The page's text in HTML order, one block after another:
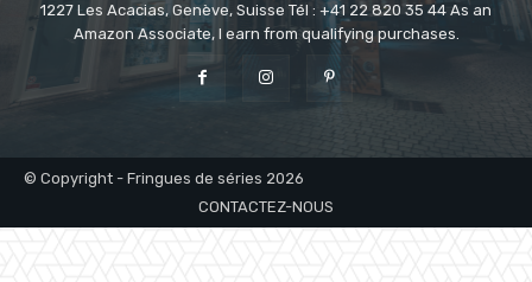
1227 Les Acacias, Genève, Suisse Tél : +41 22 820 35 44 As an
Amazon Associate, I earn from qualifying purchases.
© Copyright - Fringues de séries 2026
CONTACTEZ-NOUS